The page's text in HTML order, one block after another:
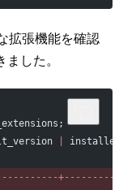
拡張機能を確認
した。